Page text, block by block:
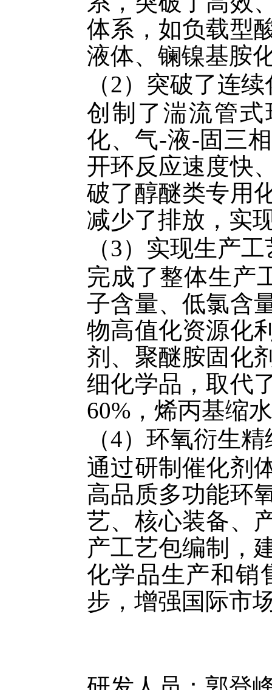
体系，如负载型
液体、镧镍基胺
（2）突破了连
创制了湍流管
化、气-液-固三
开环反应速度快
破了醇醚类专用
减少了排放，实
（3）实现生产
完成了整体生产
子含量、低氯含
物高值化资源化
剂、聚醚胺固化
细化学品，取代
60% ，烯丙基缩
（4）环氧衍生
通过研制催化剂
高品质多功能环
艺、核心装备、
产工艺包编制，
化学品生产和销
步，增强国际市